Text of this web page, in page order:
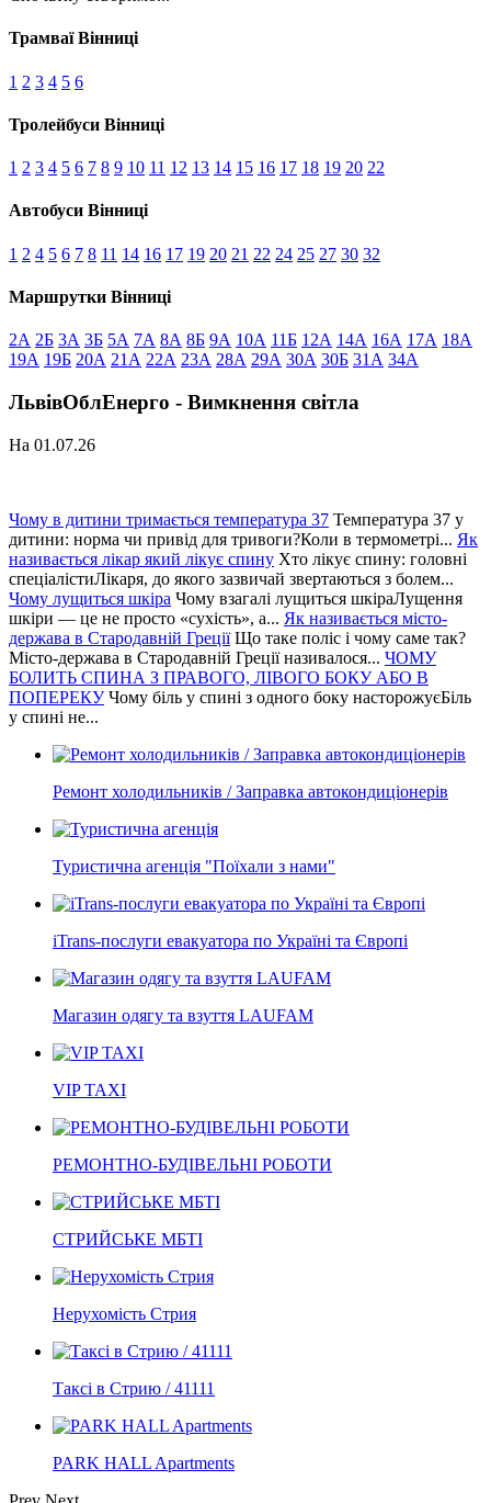
Трамваї Вінниці
1 2 3 4 5 6
Тролейбуси Вінниці
1 2 3 4 5 6 7 8 9 10 11 12 13 14 15 16 17 18 19 20 22
Автобуси Вінниці
1 2 4 5 6 7 8 11 14 16 17 19 20 21 22 24 25 27 30 32
Маршрутки Вінниці
2А 2Б 3А 3Б 5А 7А 8А 8Б 9А 10А 11Б 12А 14А 16А 17А 18А
19А 19Б 20А 21А 22А 23А 28А 29А 30А 30Б 31А 34А
ЛьвівОблЕнерго - Вимкнення світла
На 01.07.26
Чому в дитини тримається температура 37 Температура 37 у
дитини: норма чи привід для тривоги?Коли в термометрі... Як
називається лікар який лікує спину Хто лікує спину: головні
спеціалістиЛікаря, до якого зазвичай звертаються з болем...
Чому лущиться шкіра Чому взагалі лущиться шкіраЛущення
шкіри — це не просто «сухість», а... Як називається місто-
держава в Стародавній Греції Що таке поліс і чому саме так?
Місто-держава в Стародавній Греції називалося... ЧОМУ
БОЛИТЬ СПИНА З ПРАВОГО, ЛІВОГО БОКУ АБО В
ПОПЕРЕКУ Чому біль у спині з одного боку насторожуєБіль
у спині не...
Ремонт холодильників / Заправка автокондиціонерів
Туристична агенція "Поїхали з нами"
iTrans-послуги евакуатора по Україні та Європі
Магазин одягу та взуття LAUFAM
VIP TAXI
РЕМОНТНО-БУДІВЕЛЬНІ РОБОТИ
СТРИЙСЬКЕ МБТІ
Нерухомість Стрия
Таксі в Стрию / 41111
PARK HALL Apartments